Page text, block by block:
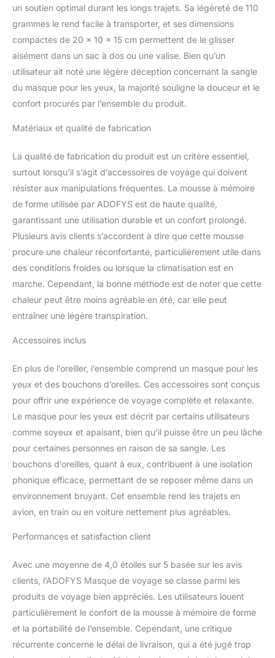
les yeux Combinaison 3
en 1 : le coussin de
ensemble de masque
pour les yeux, ce qui
garantit que les
accessoires de voyage
aurez besoin pour une
expérience de voyage
isolants du bruit
garantissent que vous
n'entendez pas les bruits
de vol inutiles. Design
de nuque est conçu de
telle sorte que votre cou
ne se sentira jamais
comme s'il manquait de
voyage est conçu pour
une position de sommeil
parfaite. Le coussin de
masque de voyage est
portable et très facile à
de transport fourni avec
vous. Vous n'aurez pas à
vous soucier de
transporter les oreillers
voyagez. Housse de luxe
: le coussin de nuque en
microbilles a une housse
de luxe respirante qui
de cou peut être lavé
très doux contre la peau.
voyage est conçu pour
un maximum de confort
un soutien optimal durant les longs trajets. Sa légèreté de 110
grammes le rend facile à transporter, et ses dimensions
compactes de 20 x 10 x 15 cm permettent de le glisser
aisément dans un sac à dos ou une valise. Bien qu’un
utilisateur ait noté une légère déception concernant la sangle
du masque pour les yeux, la majorité souligne la douceur et le
confort procurés par l’ensemble du produit.
Matériaux et qualité de fabrication
La qualité de fabrication du produit est un critère essentiel,
surtout lorsqu’il s’agit d’accessoires de voyage qui doivent
résister aux manipulations fréquentes. La mousse à mémoire
de forme utilisée par ADOFYS est de haute qualité,
garantissant une utilisation durable et un confort prolongé.
Plusieurs avis clients s’accordent à dire que cette mousse
procure une chaleur réconfortante, particulièrement utile dans
des conditions froides ou lorsque la climatisation est en
marche. Cependant, la bonne méthode est de noter que cette
chaleur peut être moins agréable en été, car elle peut
entraîner une légère transpiration.
Accessoires inclus
En plus de l’oreiller, l’ensemble comprend un masque pour les
yeux et des bouchons d’oreilles. Ces accessoires sont conçus
pour offrir une expérience de voyage complète et relaxante.
Le masque pour les yeux est décrit par certains utilisateurs
comme soyeux et apaisant, bien qu’il puisse être un peu lâche
pour certaines personnes en raison de sa sangle. Les
bouchons d’oreilles, quant à eux, contribuent à une isolation
phonique efficace, permettant de se reposer même dans un
environnement bruyant. Cet ensemble rend les trajets en
avion, en train ou en voiture nettement plus agréables.
Performances et satisfaction client
Avec une moyenne de 4,0 étoiles sur 5 basée sur les avis
clients, l’ADOFYS Masque de voyage se classe parmi les
produits de voyage bien appréciés. Les utilisateurs louent
particulièrement le confort de la mousse à mémoire de forme
et la portabilité de l’ensemble. Cependant, une critique
récurrente concerne le délai de livraison, qui a été jugé trop